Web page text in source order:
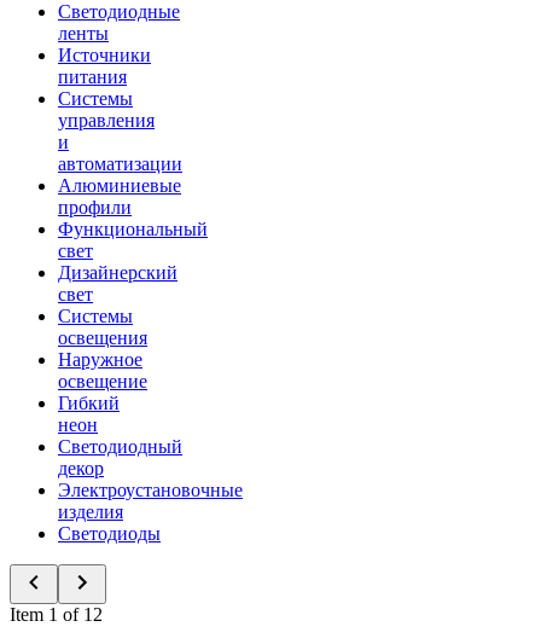
Светодиодные
ленты
Источники
питания
Системы
управления
и
автоматизации
Алюминиевые
профили
Функциональный
свет
Дизайнерский
свет
Системы
освещения
Наружное
освещение
Гибкий
неон
Светодиодный
декор
Электроустановочные
изделия
Светодиоды
Item 1 of 12